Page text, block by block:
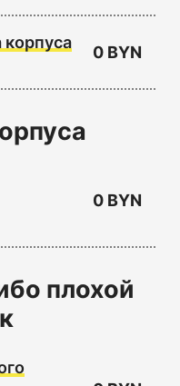
корпуса
0 BYN
0 BYN
плохой